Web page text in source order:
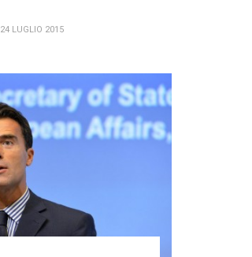
24 LUGLIO 2015